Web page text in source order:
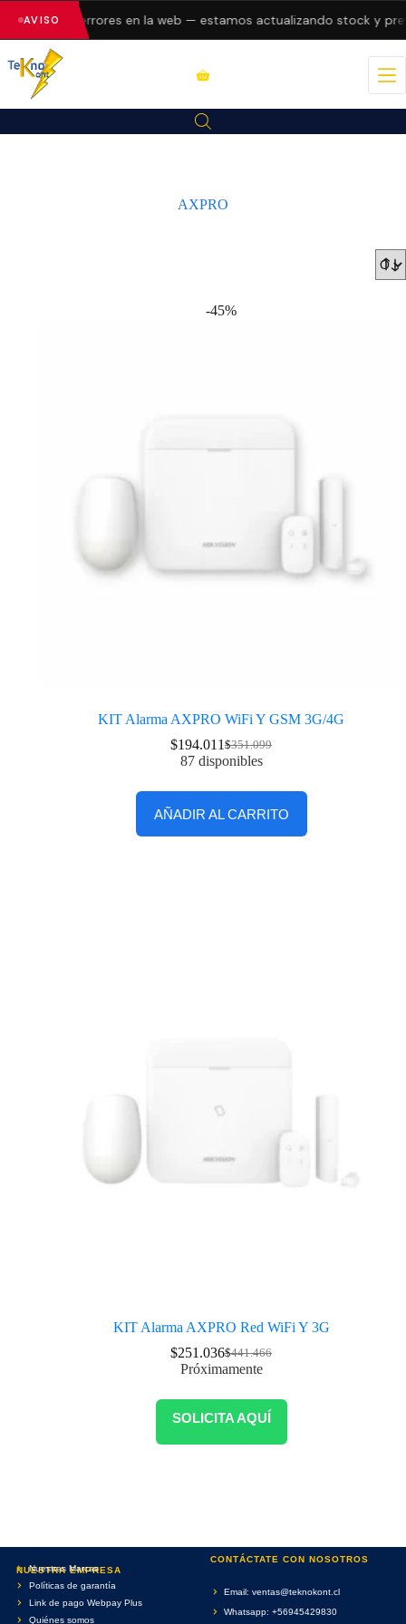
AVISO errores en la web — estamos actualizando stock y
AXPRO
-45%
KIT Alarma AXPRO WiFi Y GSM 3G/4G
$351.099
$194.011
87 disponibles
AÑADIR AL CARRITO
KIT Alarma AXPRO Red WiFi Y 3G
$441.466
$251.036
Próximamente
SOLICITA AQUÍ
NUESTRA EMPRESA
Nuestras Marcas
Políticas de garantía
Link de pago Webpay Plus
Quiénes somos
CONTÁCTATE CON NOSOTROS
Email: ventas@teknokont.cl
Whatsapp: +56945429830